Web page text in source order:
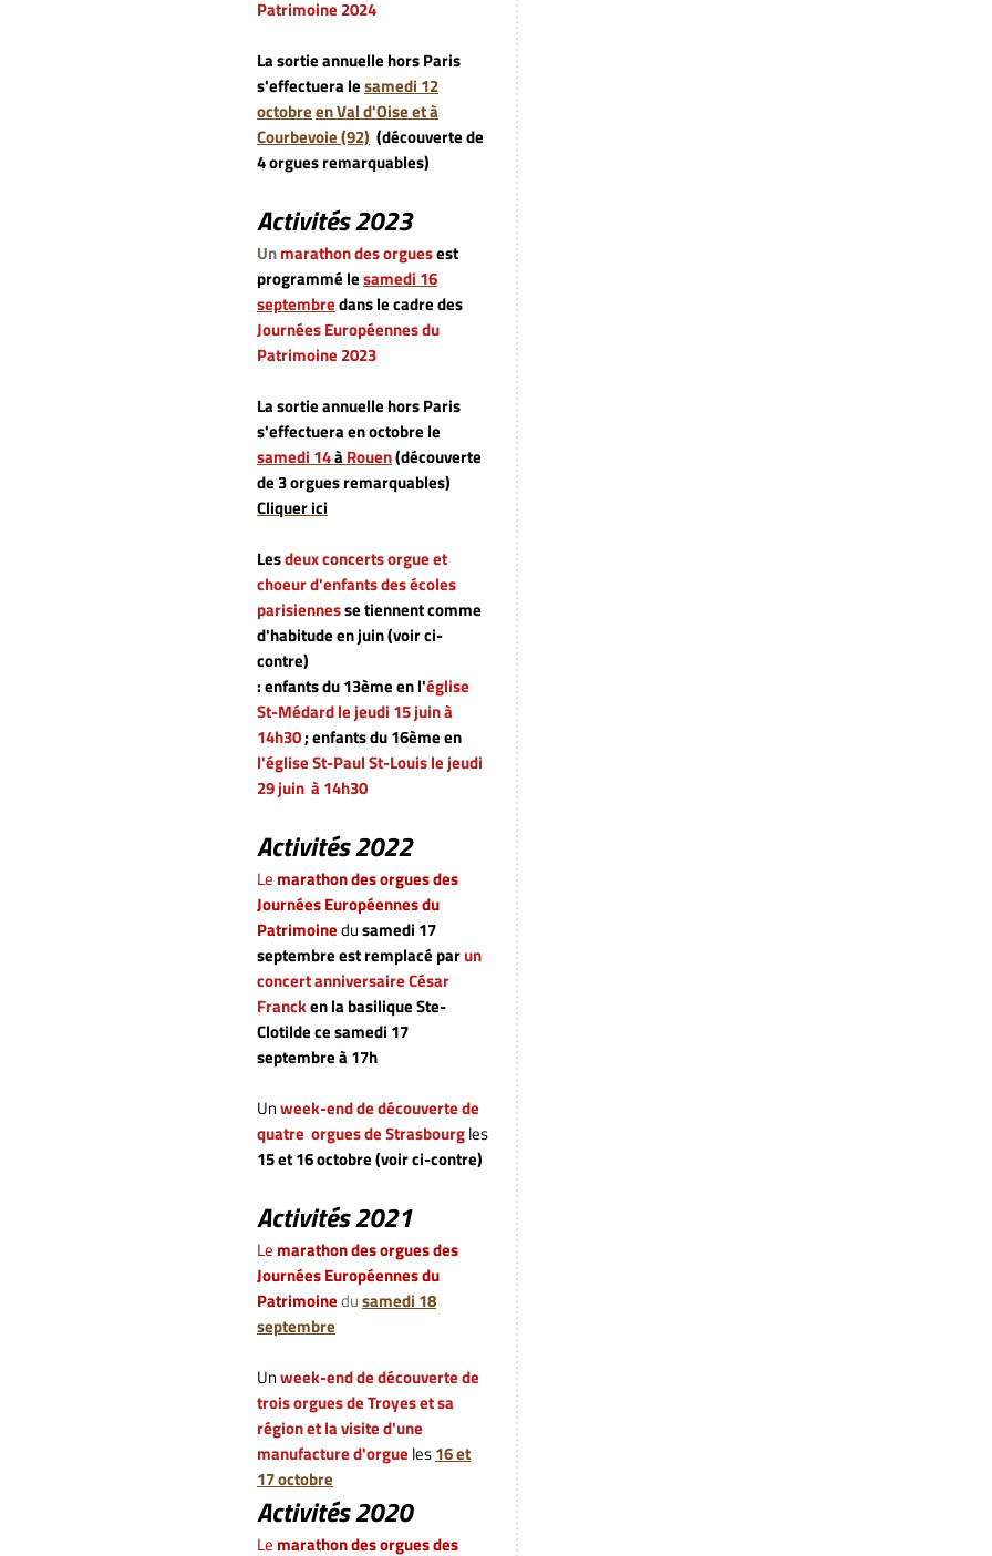
Patrimoine 2024
La sortie annuelle hors Paris
s'effectuera lesamedi 12
octobreen Val d'Oise et à
Courbevoie (92) (découverte de
4 orgues remarquables)
Activités 2023
Unmarathon des orguesest
programmé lesamedi 16
septembredans le cadre des
Journées Européennes du
Patrimoine 2023
La sortie annuelle hors Paris
s'effectuera en octobre le
samedi 14àRouen(découverte
de 3 orgues remarquables)
Cliquer ici
Lesdeux concerts orgue et
choeur d'enfants des écoles
parisiennesse tiennent comme
d'habitude en juin (voir ci-
contre)
: enfants du 13ème en l'église
St-Médard le jeudi 15 juin à
14h30; enfants du 16ème en
l'église St-Paul St-Louisle jeudi
29 juin à 14h30
Activités 2022
Le marathon des orgues des
Journées Européennes du
Patrimoinedusamedi 17
septembreest remplacé parun
concert anniversaire César
Francken la basilique Ste-
Clotilde ce samedi 17
septembre à 17h
Unweek-end de découverte de
quatre orgues de Strasbourgles
15 et 16 octobre (voir ci-contre)
Activités 2021
Le marathon des orgues des
Journées Européennes du
Patrimoinedusamedi 18
septembre
Unweek-end de découverte de
trois orgues de Troyes et sa
région et la visite d'une
manufacture d'orgue les16 et
17 octobre
Activités 2020
Le marathon des orgues des